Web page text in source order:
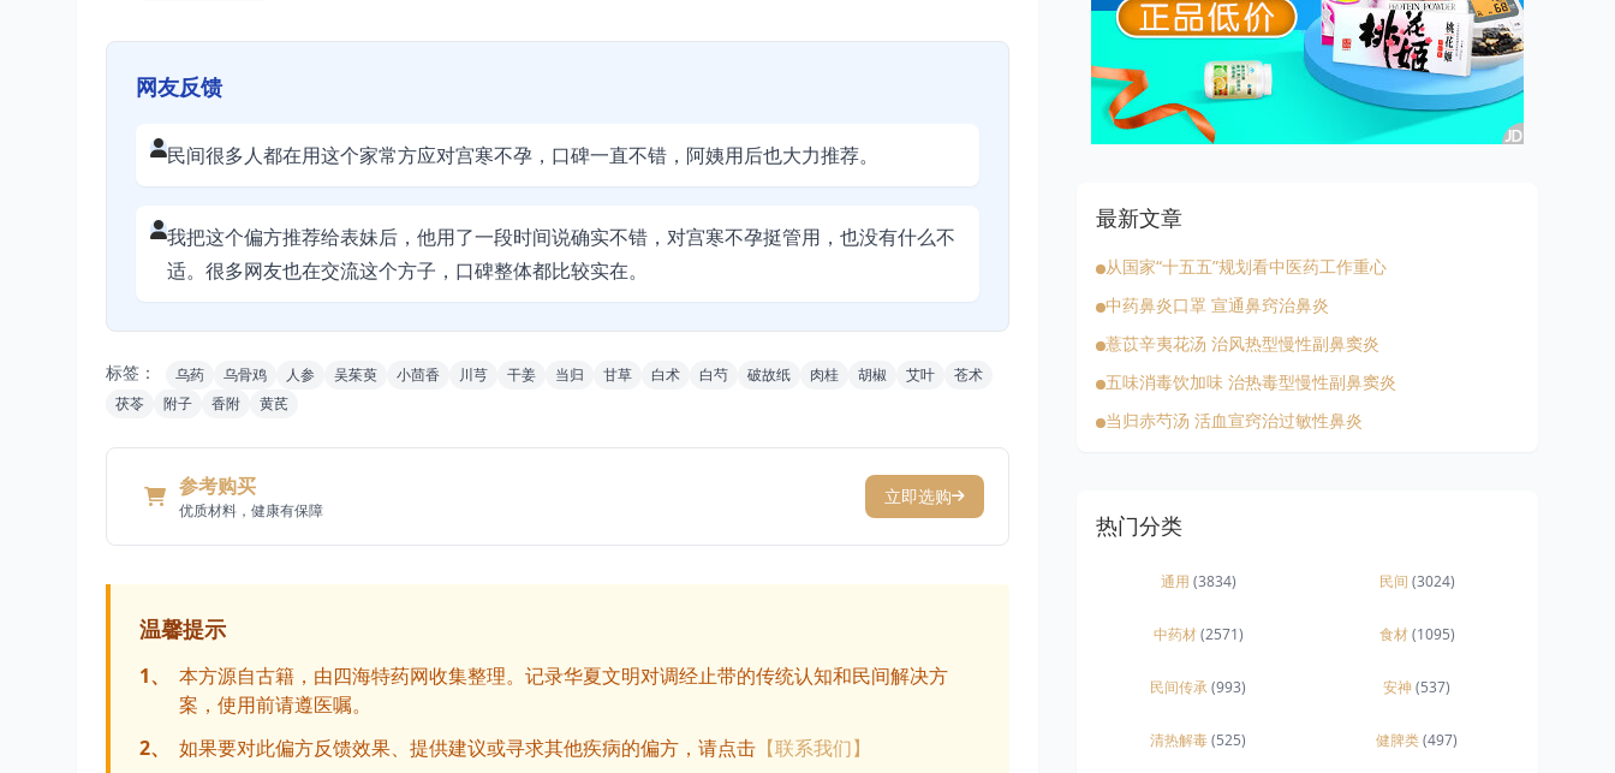
网友反馈
民间很多人都在用这个家常方应对宫寒不孕，口碑一直不错，阿姨用后也大力推荐。
我把这个偏方推荐给表妹后，他用了一段时间说确实不错，对宫寒不孕挺管用，也没有什么不
适。很多网友也在交流这个方子，口碑整体都比较实在。
标签： 乌药 乌骨鸡 人参 吴茱萸 小茴香 川芎 干姜 当归 甘草 白术 白芍 破故纸 肉桂 胡椒 艾叶
苍术
茯苓
附子 香附 黄芪
参考购买
优质材料，健康有保障
立即选购
温馨提示
1、
本方源自古籍，由四海特药网收集整理。记录华夏文明对调经止带的传统认知和民间解决方
案，使用前请遵医嘱。
2、
如果要对此偏方反馈效果、提供建议或寻求其他疾病的偏方，请点击 【联系我们】
最新文章
从国家“十五五”规划看中医药工作重心
中药鼻炎口罩 宣通鼻窍治鼻炎
薏苡辛夷花汤 治风热型慢性副鼻窦炎
五味消毒饮加味 治热毒型慢性副鼻窦炎
当归赤芍汤 活血宣窍治过敏性鼻炎
热门分类
通用 (3834) 民间 (3024)
中药材(2571) 食材(1095)
民间传承(993) 安神(537)
清热解毒(525) 健脾类(497)